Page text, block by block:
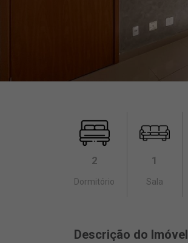
2
Dormitório
1
Sala
Descrição do Imóvel